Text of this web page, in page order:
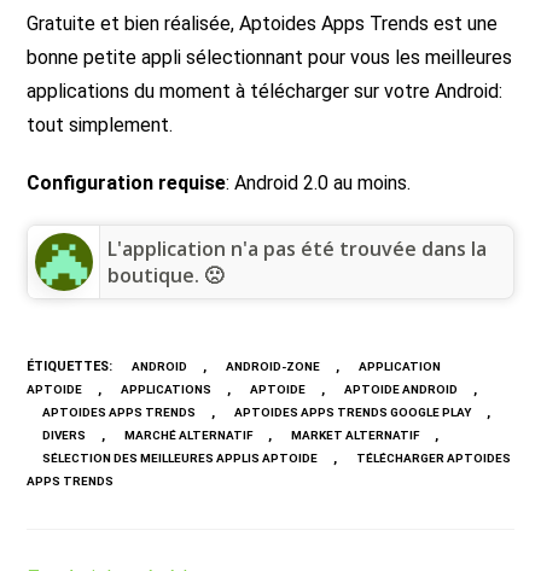
Gratuite et bien réalisée, Aptoides Apps Trends est une
bonne petite appli sélectionnant pour vous les meilleures
applications du moment à télécharger sur votre Android:
tout simplement.
Configuration requise: Android 2.0 au moins.
L'application n'a pas été trouvée dans la
boutique. 🙁
ÉTIQUETTES: ANDROID , ANDROID-ZONE ,
APPLICATION
APTOIDE
, APPLICATIONS , APTOIDE , APTOIDE ANDROID ,
APTOIDES APPS TRENDS , APTOIDES APPS TRENDS GOOGLE PLAY ,
DIVERS , MARCHÉ ALTERNATIF , MARKET ALTERNATIF ,
SÉLECTION DES MEILLEURES APPLIS APTOIDE ,
TÉLÉCHARGER APTOIDES
APPS TRENDS